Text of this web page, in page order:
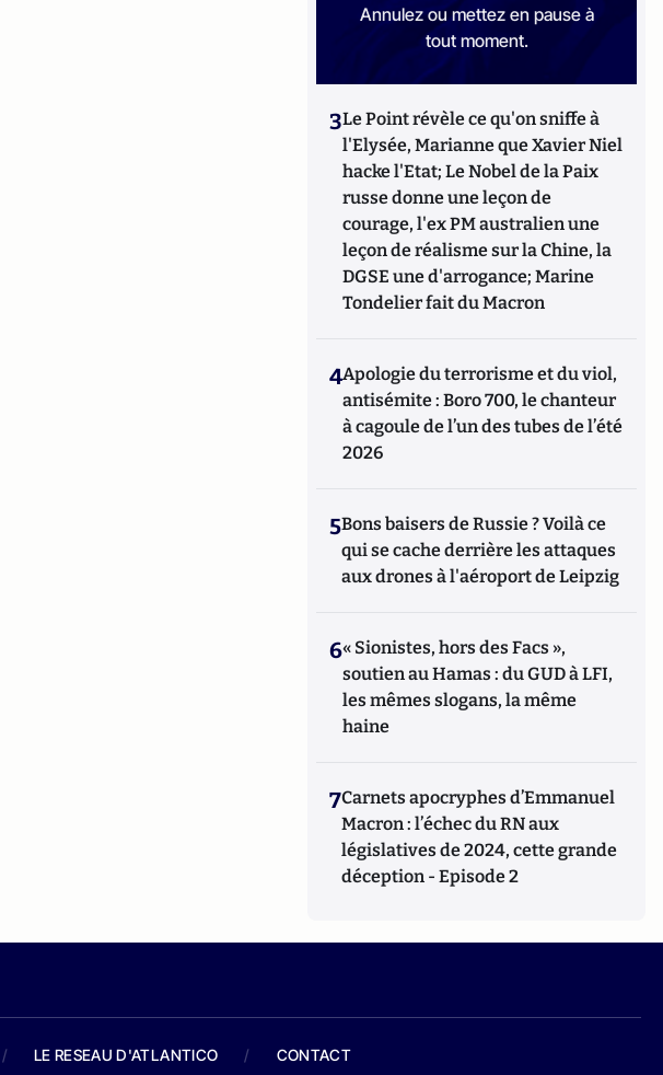
Annulez ou mettez en pause à
tout moment.
3Le Point révèle ce qu'on sniffe à
l'Elysée, Marianne que Xavier Niel
hacke l'Etat; Le Nobel de la Paix
russe donne une leçon de
courage, l'ex PM australien une
leçon de réalisme sur la Chine, la
DGSE une d'arrogance; Marine
Tondelier fait du Macron
4Apologie du terrorisme et du viol,
antisémite : Boro 700, le chanteur
à cagoule de l’un des tubes de l’été
2026
5Bons baisers de Russie ? Voilà ce
qui se cache derrière les attaques
aux drones à l'aéroport de Leipzig
6« Sionistes, hors des Facs »,
soutien au Hamas : du GUD à LFI,
les mêmes slogans, la même
haine
7Carnets apocryphes d’Emmanuel
Macron : l’échec du RN aux
législatives de 2024, cette grande
déception - Episode 2
/ LE RESEAU D'ATLANTICO / CONTACT